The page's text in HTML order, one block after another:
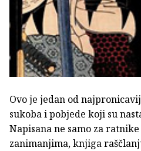
Ovo je jedan od
sukoba i pobjede koji su
Napisana ne samo za
zanimanjima, knjiga